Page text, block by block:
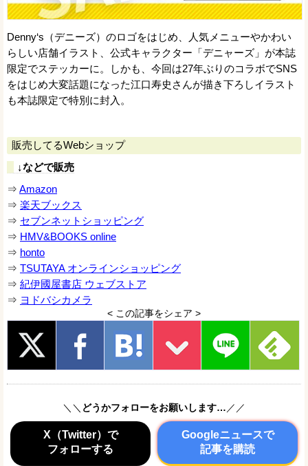
Denny‘s（デニーズ）のロゴをはじめ、人気メニューやかわい
らしい店舗イラスト、公式キャラクター「デニャーズ」が本誌
限定でステッカーに。しかも、今回は27年ぶりのコラボでSNS
をはじめ大変話題になった江口寿史さんが描き下ろしイラスト
も本誌限定で特別に封入。
販売してるWebショップ
↓などで販売
⇒ Amazon
⇒ 楽天ブックス
⇒ セブンネットショッピング
⇒ HMV&BOOKS online
⇒ honto
⇒ TSUTAYA オンラインショッピング
⇒ 紀伊國屋書店 ウェブストア
⇒ ヨドバシカメラ
< この記事をシェア >
＼＼ どうかフォローをお願いします… ／／
X（Twitter）で
フォローする
Googleニュースで
記事を購読